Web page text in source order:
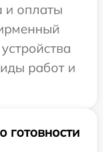
и оплаты
работ и